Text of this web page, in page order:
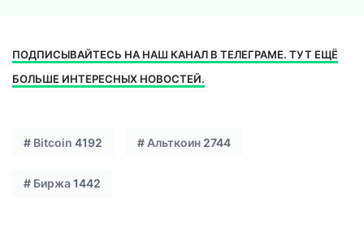
ПОДПИСЫВАЙТЕСЬ НА НАШ КАНАЛ В ТЕЛЕГРАМЕ. ТУТ ЕЩЁ
БОЛЬШЕ ИНТЕРЕСНЫХ НОВОСТЕЙ.
# Bitcoin 4192 # Альткоин 2744
# Биржа 1442